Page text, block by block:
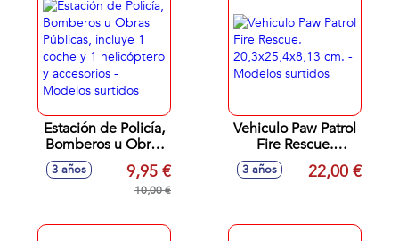
Estación de Policía,
Bomberos u Obras
Públicas, incluye 1
coche y 1
helicóptero y
Modelos surtidos
3 años 9,95 €
10,00 €
Vehiculo Paw Patrol
Fire Rescue.
20,3x25,4x8,13 cm.
- Modelos surtidos
3 años 22,00 €